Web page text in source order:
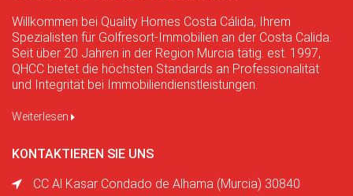
Willkommen bei Quality Homes Costa Cálida, Ihrem
Spezialisten für Golfresort-Immobilien an der Costa Calida.
Seit über 20 Jahren in der Region Murcia tätig. est. 1997,
QHCC bietet die höchsten Standards an Professionalität
und Integrität bei Immobiliendienstleistungen.
Weiterlesen
KONTAKTIEREN SIE UNS
CC Al Kasar Condado de Alhama (Murcia) 30840